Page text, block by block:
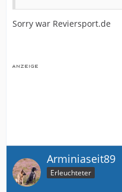
Sorry war Reviersport.de
Arminiaseit89
Erleuchteter